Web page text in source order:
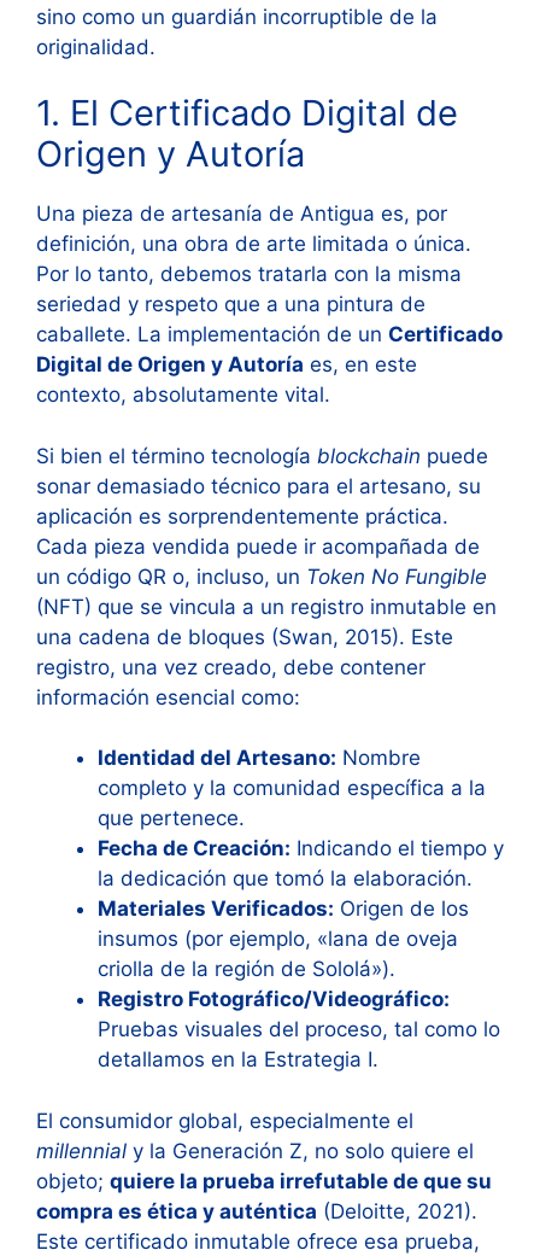
sino como un guardián incorruptible de la
originalidad.
1. El Certificado Digital de
Origen y Autoría
Una pieza de artesanía de Antigua es, por
definición, una obra de arte limitada o única.
Por lo tanto, debemos tratarla con la misma
seriedad y respeto que a una pintura de
caballete. La implementación de un Certificado
Digital de Origen y Autoría es, en este
contexto, absolutamente vital.
Si bien el término tecnología blockchain puede
sonar demasiado técnico para el artesano, su
aplicación es sorprendentemente práctica.
Cada pieza vendida puede ir acompañada de
un código QR o, incluso, un Token No Fungible
(NFT) que se vincula a un registro inmutable en
una cadena de bloques (Swan, 2015). Este
registro, una vez creado, debe contener
información esencial como:
Identidad del Artesano: Nombre
completo y la comunidad específica a la
que pertenece.
Fecha de Creación: Indicando el tiempo y
la dedicación que tomó la elaboración.
Materiales Verificados: Origen de los
insumos (por ejemplo, «lana de oveja
criolla de la región de Sololá»).
Registro Fotográfico/Videográfico:
Pruebas visuales del proceso, tal como lo
detallamos en la Estrategia I.
El consumidor global, especialmente el
millennial y la Generación Z, no solo quiere el
objeto; quiere la prueba irrefutable de que su
compra es ética y auténtica (Deloitte, 2021).
Este certificado inmutable ofrece esa prueba,